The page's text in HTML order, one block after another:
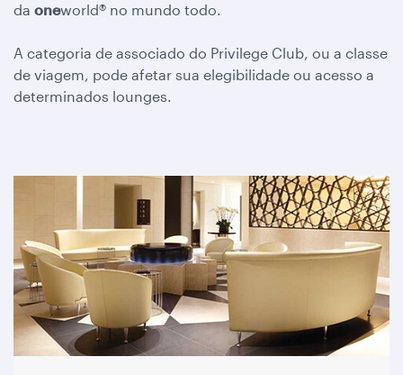
da oneworld® no mundo todo.
A categoria de associado do Privilege Club, ou a classe
de viagem, pode afetar sua elegibilidade ou acesso a
determinados lounges.